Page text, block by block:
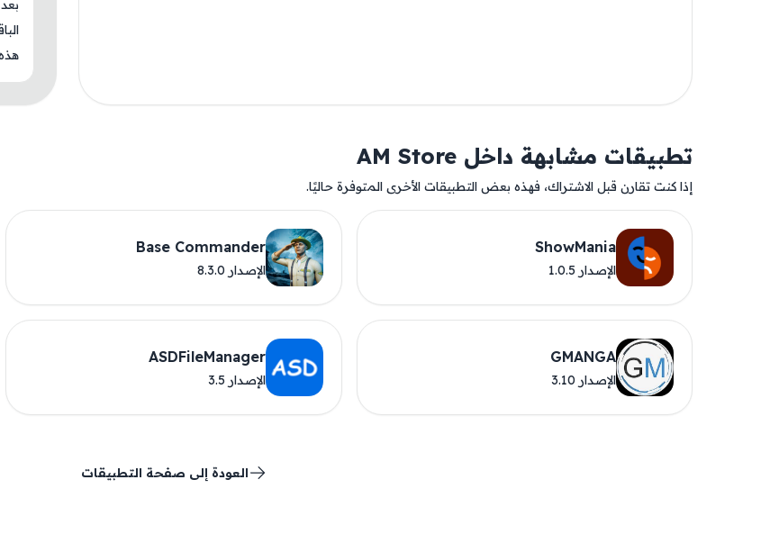
تطبيقات مشابهة داخل AM Store
إذا كنت تقارن قبل الاشتراك، فهذه بعض التطبيقات الأخرى المتوفرة حاليًا.
ShowMania
الإصدار 1.0.5
Base Commander
الإصدار 8.3.0
GMANGA
الإصدار 3.10
ASDFileManager
الإصدار 3.5
العودة إلى صفحة التطبيقات